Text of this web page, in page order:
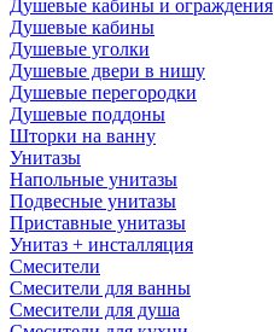
Душевые кабины и ограждения
Душевые кабины
Душевые уголки
Душевые двери в нишу
Душевые перегородки
Душевые поддоны
Шторки на ванну
Унитазы
Напольные унитазы
Подвесные унитазы
Приставные унитазы
Унитаз + инсталляция
Смесители
Смесители для ванны
Смесители для душа